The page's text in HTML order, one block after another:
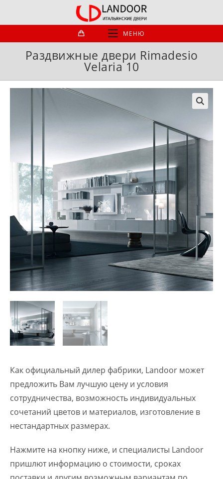
МЕНЮ
Раздвижные двери Rimadesio
Velaria 10
Как официальный дилер фабрики, Landoor может
предложить Вам лучшую цену и условия
сотрудничества, возможность индивидуальных
сочетаний цветов и материалов, изготовление в
нестандартных размерах.
Нажмите на кнопку ниже, и специалисты Landoor
пришлют информацию о стоимости, сроках